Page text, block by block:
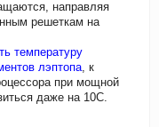
направляя
решеткам на
температуру
лэптопа, к
при мощной
даже на 10C.